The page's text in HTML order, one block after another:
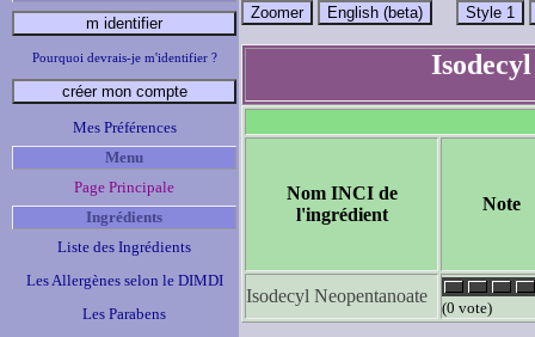
Pourquoi devrais-je m'identifier ?
Mes Préférences
Menu
Page Principale
Ingrédients
Liste des Ingrédients
Les Allergènes selon le DIMDI
Les Parabens
Nom INCI de
l'ingrédient
Note
Isodecyl Neopentanoate
(0 vote)